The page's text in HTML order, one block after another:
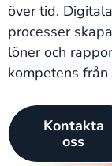
över tid.
processer
löner och
kompetens
Kontakta
oss